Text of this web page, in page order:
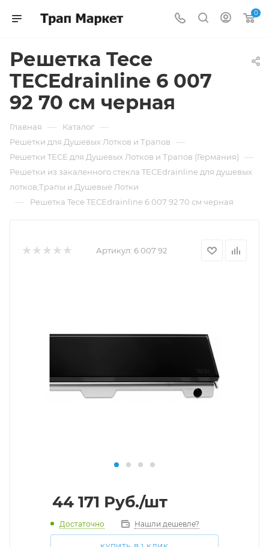
0
Решетка Tece
TECEdrainline 6 007
92 70 см черная
Главная — Каталог —
Решетки для Душевых Лотков и Трапов —
Решетки TECE для Душевых Лотков и Трапов (Германия) —
Решетки из закаленного стекла TECEdrainline для душевых
лотков;Трапы и Душевые Лотки
— Решетка Tece TECEdrainline 6 007 92 70 см черная
Артикул: 6 007 92
44 171 Руб./шт
Достаточно Нашли дешевле?